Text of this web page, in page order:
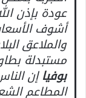
عودة بإذن
أشوف
والملاعق
مستبدلة
بوفياإن
المطاعم